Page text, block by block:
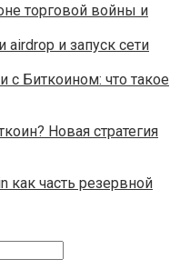
торговой войны и
airdrop и запуск сети
с Биткоином: что такое
Новая стратегия
как часть резервной